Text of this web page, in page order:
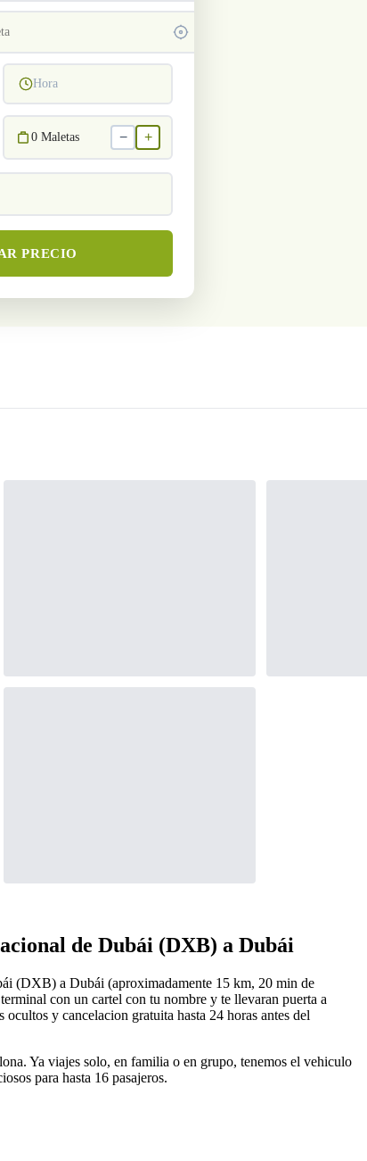
Hora
0 Maletas − +
PRECIO
de Dubái (DXB) a Dubái
(DXB) a Dubái (aproximadamente 15 km, 20 min de
con un cartel con tu nombre y te llevaran puerta a
y cancelacion gratuita hasta 24 horas antes del
Ya viajes solo, en familia o en grupo, tenemos el vehiculo
para hasta 16 pasajeros.